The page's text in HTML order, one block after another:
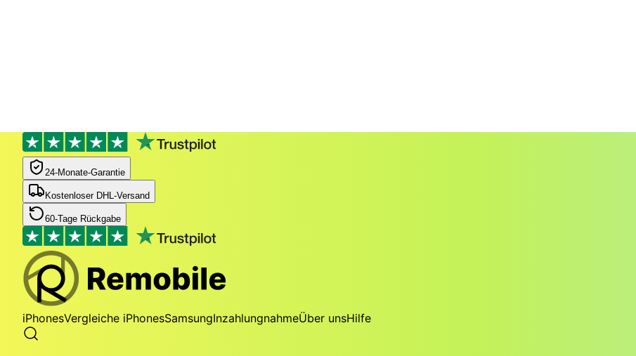
24‑Monate‑Garantie
Kostenloser DHL-Versand
60-Tage Rückgabe
iPhonesVergleiche iPhonesSamsungInzahlungnahmeÜber unsHilfe